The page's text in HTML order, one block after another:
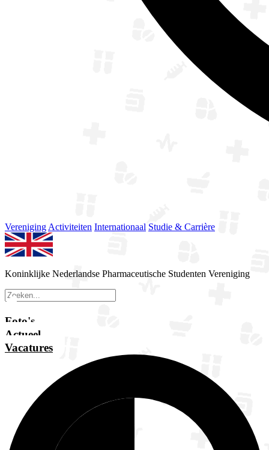
Vereniging Activiteiten Internationaal Studie & Carrière
Koninklijke Nederlandse Pharmaceutische Studenten Vereniging
Foto's
Actueel
Vacatures